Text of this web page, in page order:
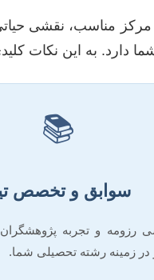
مرکز مناسب، نقشی
دارد. به این نکات
📚
سوابق و تخصص
رزومه و تجربه
در زمینه رشته تحصیلی شما.